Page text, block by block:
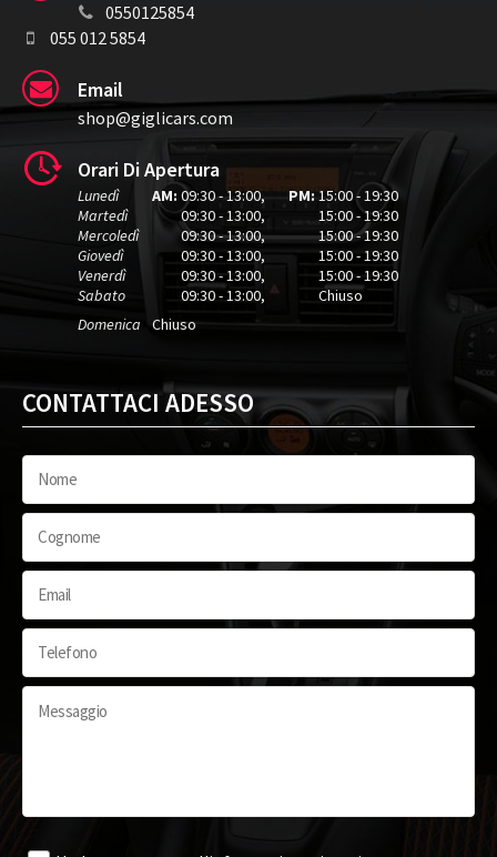
0550125854
055 012 5854
Email
shop@giglicars.com
Orari Di Apertura
Lunedì AM: 09:30 - 13:00, PM:15:00 - 19:30
Martedì
09:30 - 13:00,
15:00 - 19:30
Mercoledì
09:30 - 13:00,
15:00 - 19:30
Giovedì
09:30 - 13:00,
15:00 - 19:30
Venerdì
09:30 - 13:00,
15:00 - 19:30
Sabato
09:30 - 13:00,
Chiuso
Domenica
Chiuso
CONTATTACI ADESSO